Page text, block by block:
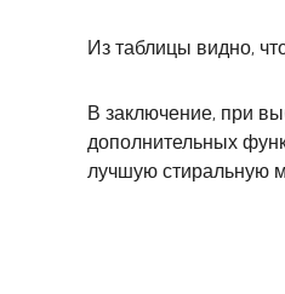
Из таблицы видно,
В заключение, при
дополнительных
лучшую стиральную